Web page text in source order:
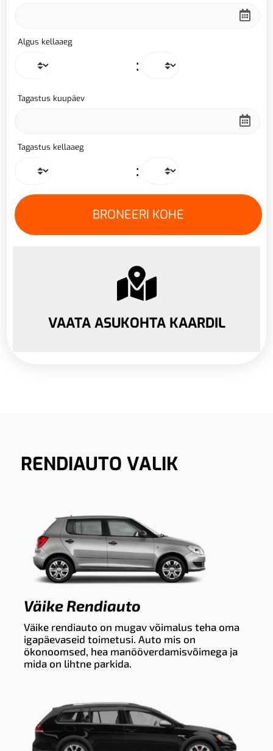
Algus kellaaeg
:
Tagastus kuupäev
Tagastus kellaaeg
:
VAATA ASUKOHTA KAARDIL
RENDIAUTO VALIK
Väike Rendiauto
Väike rendiauto on mugav võimalus teha oma
igapäevaseid toimetusi. Auto mis on
ökonoomsed, hea manööverdamisvõimega ja
mida on lihtne parkida.